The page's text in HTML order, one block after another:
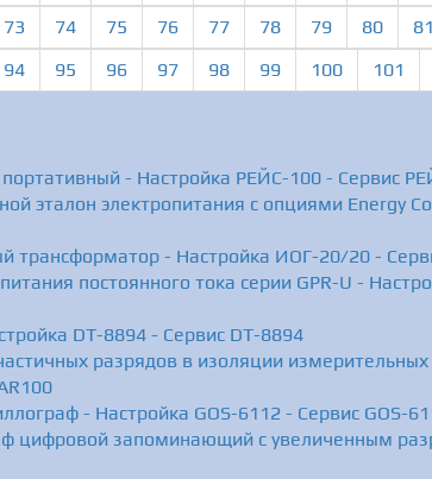
73 74 75 76 77 78 79 80 81
94 95 96 97 98 99 100 101
- Настройка РЕЙС-100 - Сервис
эталон электропитания с опциями Energy
трансформатор - Настройка ИОГ-20/20 -
постоянного тока серии GPR-U -
DT-8894 - Сервис DT-8894
разрядов в изоляции
- Настройка GOS-6112 - Сервис GOS-
цифровой запоминающий с увеличенным